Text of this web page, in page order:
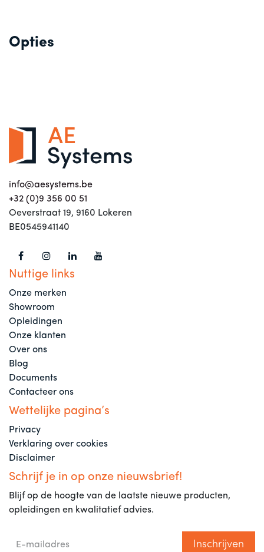
Opties
info@aesystems.be
+32 (0)9 356 00 51
Oeverstraat 19, 9160 Lokeren
BE0545941140
Nuttige links
Onze merken
Showroom
Opleidingen
Onze klanten
Over ons
Blog
Documents
Contacteer ons
Wettelijke pagina’s
Privacy
Verklaring over cookies
Disclaimer
Schrijf je in op onze nieuwsbrief!
Blijf op de hoogte van de laatste nieuwe producten,
opleidingen en kwalitatief advies.
Inschrijven